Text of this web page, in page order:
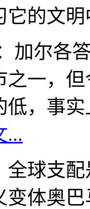
它的文
加尔各
之一，
低，事
...
全球支
变体奥